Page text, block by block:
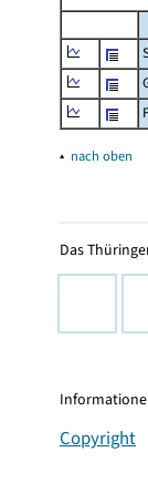
▴ nach oben
Das
Copyright